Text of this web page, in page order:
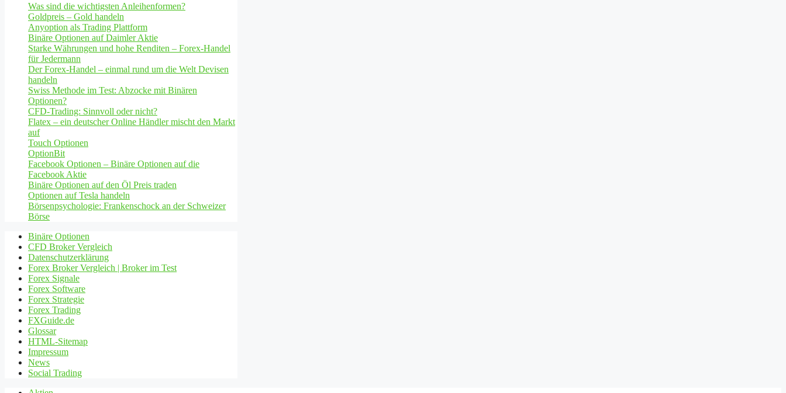
Was sind die wichtigsten Anleihenformen?
Goldpreis – Gold handeln
Anyoption als Trading Plattform
Binäre Optionen auf Daimler Aktie
Starke Währungen und hohe Renditen – Forex-Handel
für Jedermann
Der Forex-Handel – einmal rund um die Welt Devisen
handeln
Swiss Methode im Test: Abzocke mit Binären
Optionen?
CFD-Trading: Sinnvoll oder nicht?
Flatex – ein deutscher Online Händler mischt den Markt
auf
Touch Optionen
OptionBit
Facebook Optionen – Binäre Optionen auf die
Facebook Aktie
Binäre Optionen auf den Öl Preis traden
Optionen auf Tesla handeln
Börsenpsychologie: Frankenschock an der Schweizer
Börse
Binäre Optionen
CFD Broker Vergleich
Datenschutzerklärung
Forex Broker Vergleich | Broker im Test
Forex Signale
Forex Software
Forex Strategie
Forex Trading
FXGuide.de
Glossar
HTML-Sitemap
Impressum
News
Social Trading